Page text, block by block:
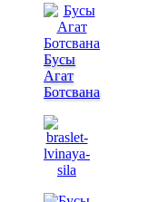
Бусы
Агат
Ботсвана